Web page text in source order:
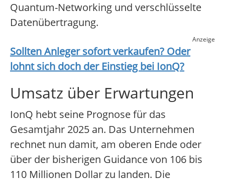
Quantum-Networking und verschlüsselte
Datenübertragung.
Anzeige
Sollten Anleger sofort verkaufen? Oder
lohnt sich doch der Einstieg bei IonQ?
Umsatz über Erwartungen
IonQ hebt seine Prognose für das
Gesamtjahr 2025 an. Das Unternehmen
rechnet nun damit, am oberen Ende oder
über der bisherigen Guidance von 106 bis
110 Millionen Dollar zu landen. Die